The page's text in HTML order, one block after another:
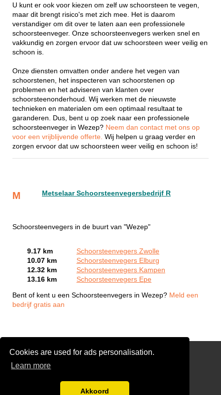
Cookies are used for ads personalisation.
Learn more
Akkoord
U kunt er ook voor kiezen om zelf uw schoorsteen te vegen,
maar dit brengt risico's met zich mee. Het is daarom
verstandiger om dit over te laten aan een professionele
schoorsteenveger. Onze schoorsteenvegers werken snel en
vakkundig en zorgen ervoor dat uw schoorsteen weer veilig en
schoon is.
Onze diensten omvatten onder andere het vegen van
schoorstenen, het inspecteren van schoorstenen op
problemen en het adviseren van klanten over
schoorsteenonderhoud. Wij werken met de nieuwste
technieken en materialen om een optimaal resultaat te
garanderen. Dus, bent u op zoek naar een professionele
schoorsteenveger in Wezep? Neem dan contact met ons op
voor een vrijblijvende offerte. Wij helpen u graag verder en
zorgen ervoor dat uw schoorsteen weer veilig en schoon is!
M Metselaar Schoorsteenvegersbedrijf R
Schoorsteenvegers in de buurt van "Wezep"
9.17 km
Schoorsteenvegers Zwolle
10.07 km
Schoorsteenvegers Elburg
12.32 km
Schoorsteenvegers Kampen
13.16 km
Schoorsteenvegers Epe
Bent of kent u een Schoorsteenvegers in Wezep? Meld een
bedrijf gratis aan
Reinigen Schoorsteen
Links